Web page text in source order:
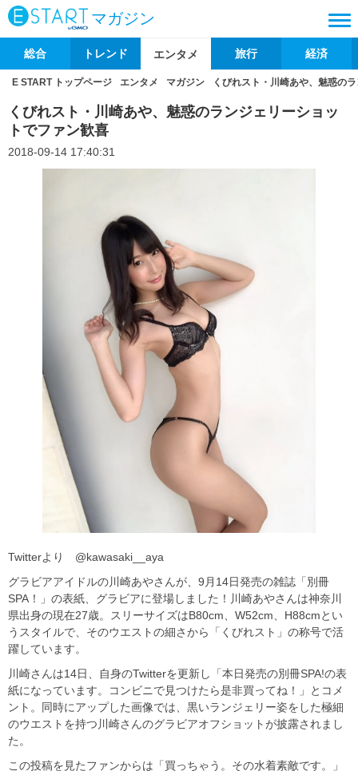
マガジン
総合 トレンド エンタメ 旅行 経済
E START トップページ エンタメ マガジン くびれスト・川崎あや、魅惑の
くびれスト・川崎あや、魅惑のランジェリーショッ
トでファン歓喜
2018-09-14 17:40:31
Twitterより @kawasaki__aya
グラビアアイドルの川崎あやさんが、9月14日発売の雑誌「別冊
SPA！」の表紙、グラビアに登場しました！川崎あやさんは神奈川
県出身の現在27歳。スリーサイズはB80cm、W52cm、H88cmとい
うスタイルで、そのウエストの細さから「くびれスト」の称号で活
躍しています。
川崎さんは14日、自身のTwitterを更新し「本日発売の別冊SPA!の表
紙になっています。コンビニで見つけたら是非買ってね！」とコメ
ント。同時にアップした画像では、黒いランジェリー姿をした極細
のウエストを持つ川崎さんのグラビアオフショットが披露されまし
た。
この投稿を見たファンからは「買っちゃう。その水着素敵です。」